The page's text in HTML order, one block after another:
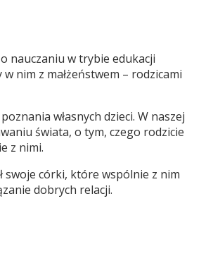
nauczaniu w trybie edukacji
nim z małżeństwem – rodzicami
własnych dzieci. W naszej
świata, o tym, czego rodzicie
z nimi.
swoje córki, które wspólnie z nim
dobrych relacji.